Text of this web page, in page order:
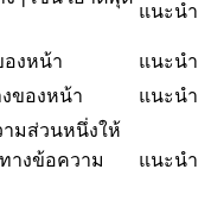
แนะนำ
งหน้า แนะนำ
ของหน้า แนะนำ
มส่วนหนึ่งให้
างข้อความ
แนะนำ